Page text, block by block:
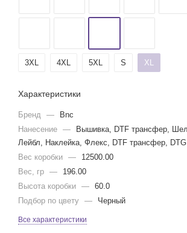
3XL 4XL 5XL S XL
Характеристики
Бренд —
Bnc
Нанесение —
Вышивка, DTF трансфер,
Лейбл, Наклейка, Флекс, DTF трансфер, DTG
Вес коробки —
12500.00
Вес, гр —
196.00
Высота коробки — 60.0
Подбор по цвету — Черный
Все характеристики